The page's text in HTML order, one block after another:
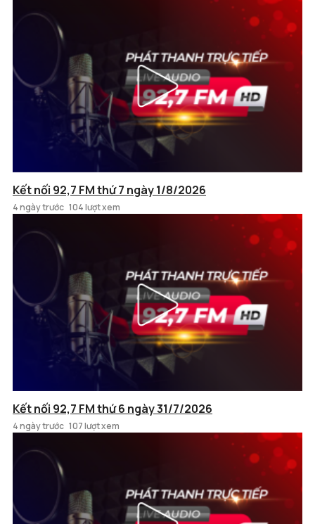
Kết nối 92,7 FM thứ 7 ngày 1/8/2026
4 ngày trước 104 lượt xem
Kết nối 92,7 FM thứ 6 ngày 31/7/2026
4 ngày trước 107 lượt xem